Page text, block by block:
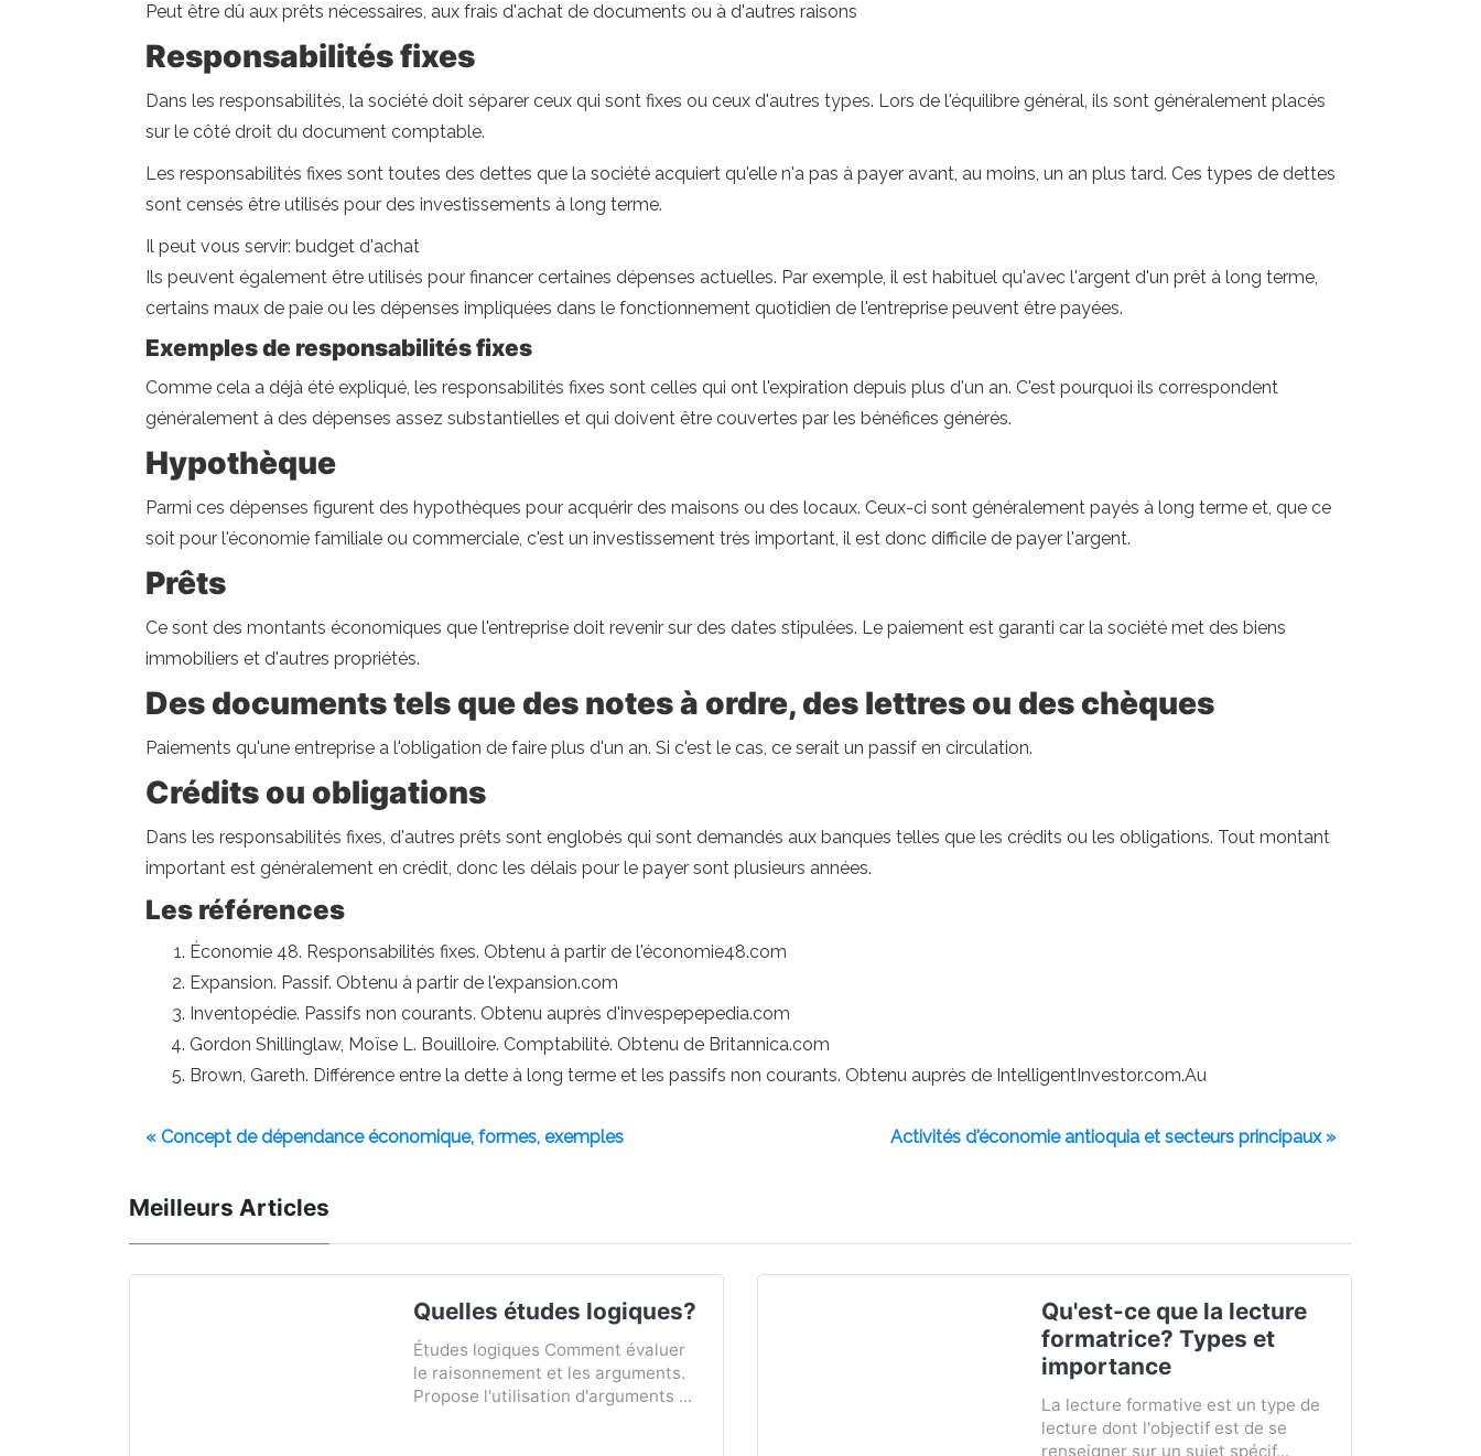
Peut être dû aux prêts nécessaires, aux frais d'achat de documents ou à d'autres raisons
Responsabilités fixes
Dans les responsabilités, la société doit séparer ceux qui sont fixes ou ceux d'autres types. Lors de l'équilibre général, ils sont généralement placés
sur le côté droit du document comptable.
Les responsabilités fixes sont toutes des dettes que la société acquiert qu'elle n'a pas à payer avant, au moins, un an plus tard. Ces types de dettes
sont censés être utilisés pour des investissements à long terme.
Il peut vous servir: budget d'achat
Ils peuvent également être utilisés pour financer certaines dépenses actuelles. Par exemple, il est habituel qu'avec l'argent d'un prêt à long terme,
certains maux de paie ou les dépenses impliquées dans le fonctionnement quotidien de l'entreprise peuvent être payées.
Exemples de responsabilités fixes
Comme cela a déjà été expliqué, les responsabilités fixes sont celles qui ont l'expiration depuis plus d'un an. C'est pourquoi ils correspondent
généralement à des dépenses assez substantielles et qui doivent être couvertes par les bénéfices générés.
Hypothèque
Parmi ces dépenses figurent des hypothèques pour acquérir des maisons ou des locaux. Ceux-ci sont généralement payés à long terme et, que ce
soit pour l'économie familiale ou commerciale, c'est un investissement très important, il est donc difficile de payer l'argent.
Prêts
Ce sont des montants économiques que l'entreprise doit revenir sur des dates stipulées. Le paiement est garanti car la société met des biens
immobiliers et d'autres propriétés.
Des documents tels que des notes à ordre, des lettres ou des chèques
Paiements qu'une entreprise a l'obligation de faire plus d'un an. Si c'est le cas, ce serait un passif en circulation.
Crédits ou obligations
Dans les responsabilités fixes, d'autres prêts sont englobés qui sont demandés aux banques telles que les crédits ou les obligations. Tout montant
important est généralement en crédit, donc les délais pour le payer sont plusieurs années.
Les références
Économie 48. Responsabilités fixes. Obtenu à partir de l'économie48.com
Expansion. Passif. Obtenu à partir de l'expansion.com
Inventopédie. Passifs non courants. Obtenu auprès d'invespepepedia.com
Gordon Shillinglaw, Moïse L. Bouilloire. Comptabilité. Obtenu de Britannica.com
Brown, Gareth. Différence entre la dette à long terme et les passifs non courants. Obtenu auprès de IntelligentInvestor.com.Au
« Concept de dépendance économique, formes, exemples Activités d'économie antioquia et secteurs principaux »
Meilleurs Articles
Quelles études logiques?
Études logiques Comment évaluer
le raisonnement et les arguments.
Propose l'utilisation d'arguments ...
Qu'est-ce que la lecture
formatrice? Types et
importance
La lecture formative est un type de
lecture dont l'objectif est de se
renseigner sur un sujet spécif...